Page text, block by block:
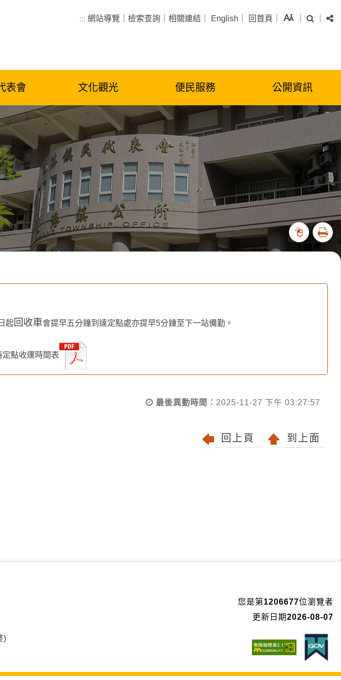
::: 網站導覽 檢索查詢 相關連結 English 回首頁 字級 搜尋
表會 文化觀光 便民服務 公開資訊
372376
列印
起 回收車會提早五分鐘到達定點處亦提早5分鐘至下一站備勤。
點收運時間表
最後異動時間： 2025-11-27 下午 03:27:57
回上頁 到上面
)
您是第1206677位瀏覽者
更新日期2026-08-07